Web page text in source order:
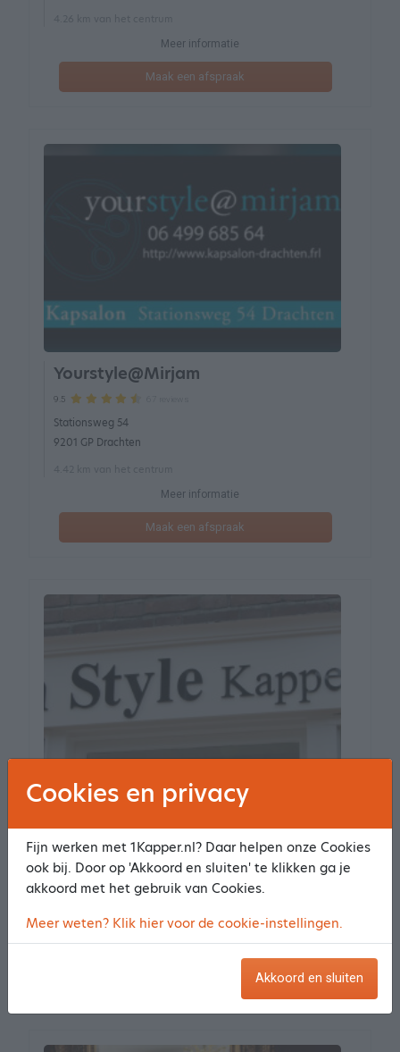
Meer informatie
Maak een afspraak
Yourstyle@Mirjam
9.5
Stationsweg 54
9201 GP Drachten
Meer informatie
Maak een afspraak
In Style Kappers
9.8 54 reviews
Houtlaan 6
9203 AT Drachten
4.42 km van het centrum
Meer informatie
Cookies en privacy
Fijn werken met 1Kapper.nl? Daar helpen onze Cookies
ook bij. Door op 'Akkoord en sluiten' te klikken ga je
akkoord met het gebruik van Cookies.
Meer weten? Klik hier voor de cookie-instellingen.
Akkoord en sluiten